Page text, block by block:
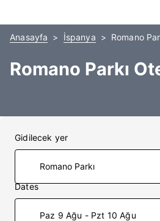
Anasayfa İspanya Romano
Romano Parkı
Gidilecek yer
Dates
Paz 9 Ağu - Pzt 10 Ağu